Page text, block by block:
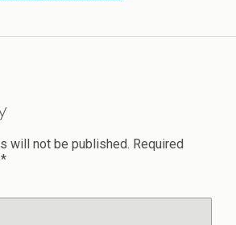
will not be published. Required
*